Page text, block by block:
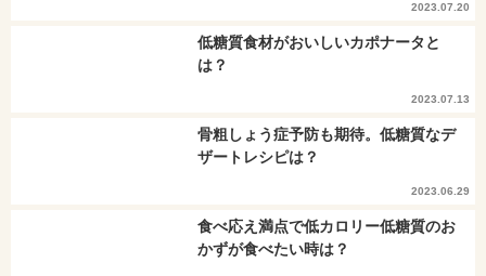
2023.07.20
低糖質食材がおいしいカポナータと
は？
2023.07.13
骨粗しょう症予防も期待。低糖質なデ
ザートレシピは？
2023.06.29
食べ応え満点で低カロリー低糖質のお
かずが食べたい時は？